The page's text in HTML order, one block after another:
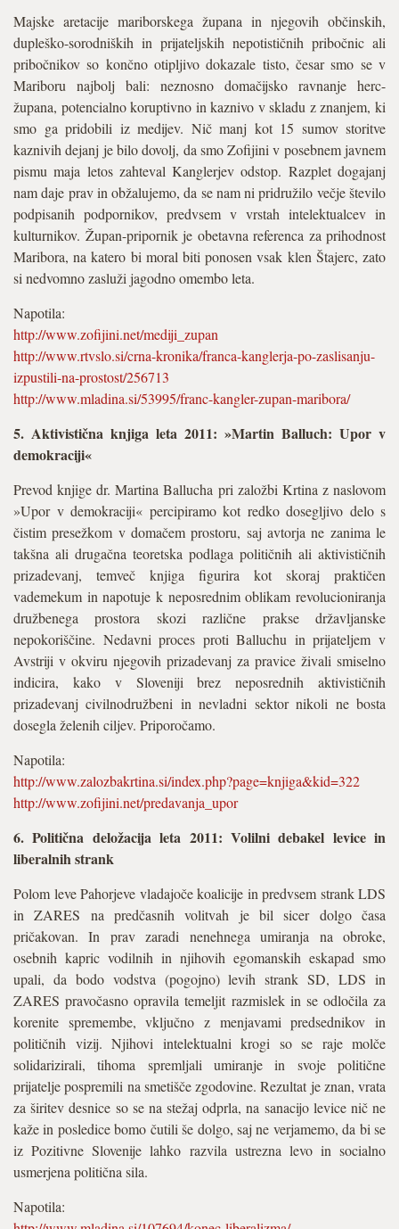
Majske aretacije mariborskega župana in njegovih občinskih,
dupleško-sorodniških in prijateljskih nepotističnih pribočnic ali
pribočnikov so končno otipljivo dokazale tisto, česar smo se v
Mariboru najbolj bali: neznosno domačijsko ravnanje herc-
župana, potencialno koruptivno in kaznivo v skladu z znanjem, ki
smo ga pridobili iz medijev. Nič manj kot 15 sumov storitve
kaznivih dejanj je bilo dovolj, da smo Zofijini v posebnem javnem
pismu maja letos zahteval Kanglerjev odstop. Razplet dogajanj
nam daje prav in obžalujemo, da se nam ni pridružilo večje število
podpisanih podpornikov, predvsem v vrstah intelektualcev in
kulturnikov. Župan-pripornik je obetavna referenca za prihodnost
Maribora, na katero bi moral biti ponosen vsak klen Štajerc, zato
si nedvomno zasluži jagodno omembo leta.
Napotila:
http://www.zofijini.net/mediji_zupan
http://www.rtvslo.si/crna-kronika/franca-kanglerja-po-zaslisanju-
izpustili-na-prostost/256713
http://www.mladina.si/53995/franc-kangler-zupan-maribora/
5. Aktivistična knjiga leta 2011: »Martin Balluch: Upor v
demokraciji«
Prevod knjige dr. Martina Ballucha pri založbi Krtina z naslovom
»Upor v demokraciji« percipiramo kot redko dosegljivo delo s
čistim presežkom v domačem prostoru, saj avtorja ne zanima le
takšna ali drugačna teoretska podlaga političnih ali aktivističnih
prizadevanj, temveč knjiga figurira kot skoraj praktičen
vademekum in napotuje k neposrednim oblikam revolucioniranja
družbenega prostora skozi različne prakse državljanske
nepokoriščine. Nedavni proces proti Balluchu in prijateljem v
Avstriji v okviru njegovih prizadevanj za pravice živali smiselno
indicira, kako v Sloveniji brez neposrednih aktivističnih
prizadevanj civilnodružbeni in nevladni sektor nikoli ne bosta
dosegla želenih ciljev. Priporočamo.
Napotila:
http://www.zalozbakrtina.si/index.php?page=knjiga&kid=322
http://www.zofijini.net/predavanja_upor
6. Politična deložacija leta 2011: Volilni debakel levice in
liberalnih strank
Polom leve Pahorjeve vladajoče koalicije in predvsem strank LDS
in ZARES na predčasnih volitvah je bil sicer dolgo časa
pričakovan. In prav zaradi nenehnega umiranja na obroke,
osebnih kapric vodilnih in njihovih egomanskih eskapad smo
upali, da bodo vodstva (pogojno) levih strank SD, LDS in
ZARES pravočasno opravila temeljit razmislek in se odločila za
korenite spremembe, vključno z menjavami predsednikov in
političnih vizij. Njihovi intelektualni krogi so se raje molče
solidarizirali, tihoma spremljali umiranje in svoje politične
prijatelje pospremili na smetišče zgodovine. Rezultat je znan, vrata
za širitev desnice so se na stežaj odprla, na sanacijo levice nič ne
kaže in posledice bomo čutili še dolgo, saj ne verjamemo, da bi se
iz Pozitivne Slovenije lahko razvila ustrezna levo in socialno
usmerjena politična sila.
Napotila: